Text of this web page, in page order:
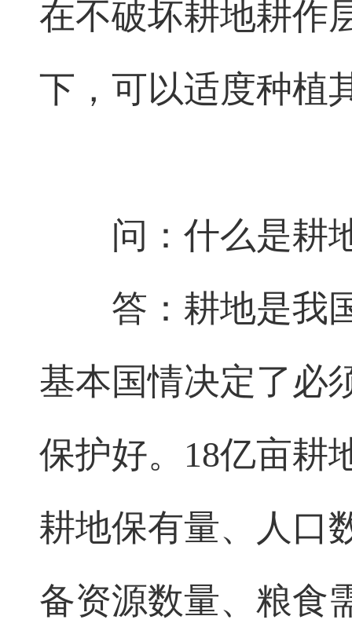
在不破坏耕地耕作
下，可以适度种植
问：什么是耕
答：耕地是我
基本国情决定了必
保护好。18亿亩耕
耕地保有量、人口
备资源数量、粮食